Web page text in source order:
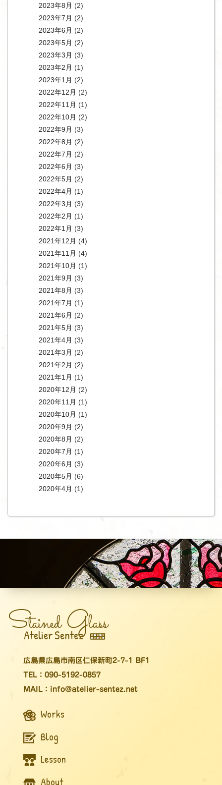
2023年8月 (2)
2023年7月 (2)
2023年6月 (2)
2023年5月 (2)
2023年3月 (3)
2023年2月 (1)
2023年1月 (2)
2022年12月 (2)
2022年11月 (1)
2022年10月 (2)
2022年9月 (3)
2022年8月 (2)
2022年7月 (2)
2022年6月 (3)
2022年5月 (2)
2022年4月 (1)
2022年3月 (3)
2022年2月 (1)
2022年1月 (3)
2021年12月 (4)
2021年11月 (4)
2021年10月 (1)
2021年9月 (3)
2021年8月 (3)
2021年7月 (1)
2021年6月 (2)
2021年5月 (3)
2021年4月 (3)
2021年3月 (2)
2021年2月 (2)
2021年1月 (1)
2020年12月 (2)
2020年11月 (1)
2020年10月 (1)
2020年9月 (2)
2020年8月 (2)
2020年7月 (1)
2020年6月 (3)
2020年5月 (6)
2020年4月 (1)
Stained Glass
Atelier Sentez
広島県広島市南区仁保新町2-7-1 BF1
TEL：090-5192-0857
MAIL：info@atelier-sentez.net
Works
Blog
Lesson
About